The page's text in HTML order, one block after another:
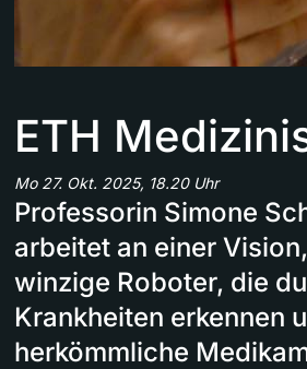
ETH
Mo 27. Okt. 2025, 18.20 Uhr
Professorin Simone
arbeitet an einer
winzige Roboter, die
Krankheiten erkennen
herkömmliche